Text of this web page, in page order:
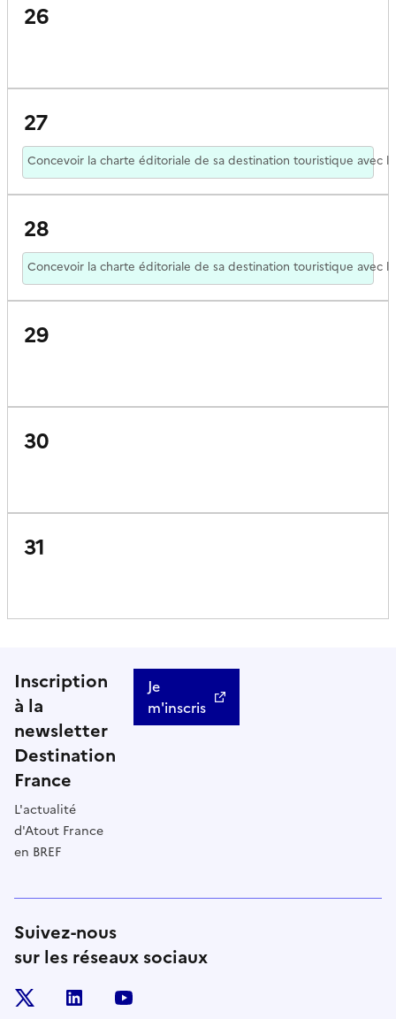
26
27
Concevoir la charte éditoriale de sa destination touristique avec
28
Concevoir la charte éditoriale de sa destination touristique avec
29
30
31
Inscription
à la
newsletter
Destination
France
L'actualité
d'Atout France
en BREF
Je
m'inscris
Suivez-nous
sur les réseaux sociaux
linkedin